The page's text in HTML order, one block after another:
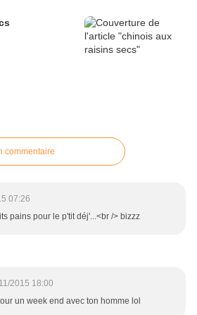
commentaire
07:26
pains pour le p'tit déj'...<br /> bizzz
2015 18:00
un week end avec ton homme lol